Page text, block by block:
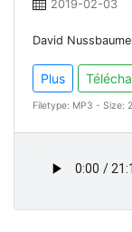
2019-02-03
David
Plus
Filetype: MP3 - Size: